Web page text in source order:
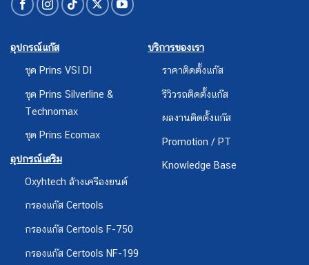
อุปกรณ์แก๊ส
ชุด Prins VSI DI
ชุด Prins Silverline &
Technomax
ชุด Prins Ecomax
อุปกรณ์เสริม
Oxyhtech ล้างเครืองยนต์
กรองแก๊ส Certools
กรองแก๊ส Certools F-750
กรองแก๊ส Certools NF-199
บริการของเรา
ราคาติดตั้งแก๊ส
รีวิวรถติดตั้งแก๊ส
ผลงานติดตั้งแก๊ส
Promotion / PT
Knowledge Base